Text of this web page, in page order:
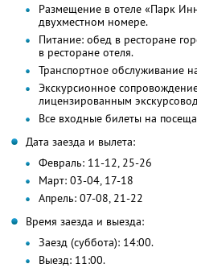
Размещение в отеле «Парк
двухместном номере.
Питание: обед в ресторане
в ресторане отеля.
Транспортное обслуживание
Экскурсионное
лицензированным
Все входные билеты на
Дата заезда и вылета:
Февраль: 11-12, 25-26
Март: 03-04, 17-18
Апрель: 07-08, 21-22
Время заезда и выезда:
Заезд (суббота): 14:00.
Выезд: 11:00.